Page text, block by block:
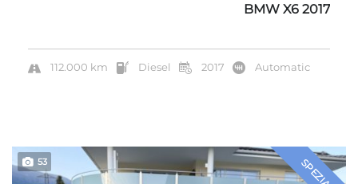
BMW X6 2017
112.000 km Diesel 2017 Automatic
SPEZIAL
53